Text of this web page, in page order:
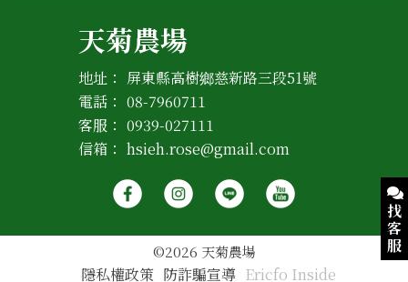
天菊農場
地址： 屏東縣高樹鄉慈新路三段51號
電話： 08-7960711
客服： 0939-027111
信箱： hsieh.rose@gmail.com
©2026 天菊農場
隱私權政策 防詐騙宣導 Ericfo Inside
找
客
服